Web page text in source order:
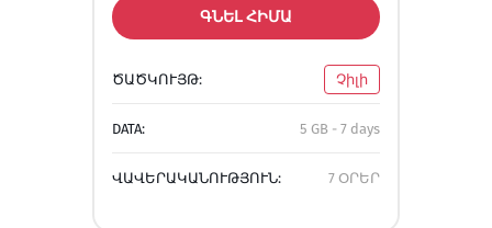
ԳՆԵԼ ՀԻՄԱ
ԾԱԾԿՈՒՅԹ: Չիլի
DATA: 5 GB - 7 days
ՎԱՎԵՐԱԿԱՆՈՒԹՅՈՒՆ: 7 ՕՐԵՐ